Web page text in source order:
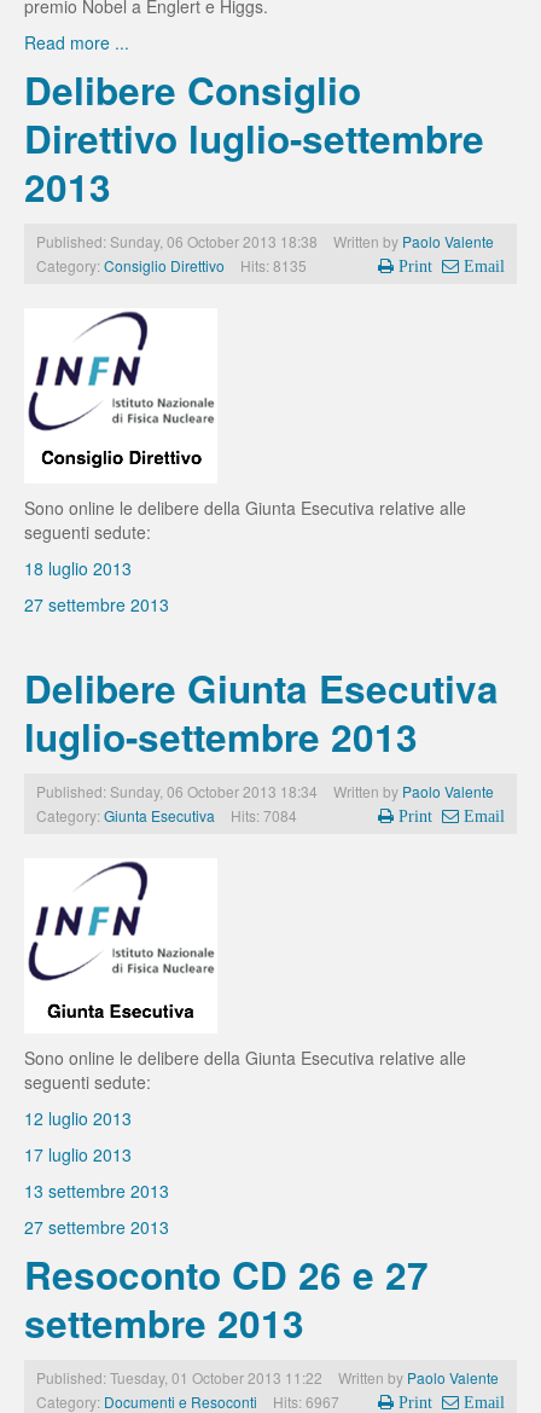
premio Nobel a Englert e Higgs.
Read more ...
Delibere Consiglio
Direttivo luglio-settembre
2013
Published: Sunday, 06 October 2013 18:38 Written by Paolo Valente
Category: Consiglio Direttivo Hits: 8135 Print Email
Sono online le delibere della Giunta Esecutiva relative alle
seguenti sedute:
18 luglio 2013
27 settembre 2013
Delibere Giunta Esecutiva
luglio-settembre 2013
Published: Sunday, 06 October 2013 18:34 Written by Paolo Valente
Category: Giunta Esecutiva Hits: 7084 Print Email
Sono online le delibere della Giunta Esecutiva relative alle
seguenti sedute:
12 luglio 2013
17 luglio 2013
13 settembre 2013
27 settembre 2013
Resoconto CD 26 e 27
settembre 2013
Published: Tuesday, 01 October 2013 11:22 Written by Paolo Valente
Category: Documenti e Resoconti Hits: 6967 Print Email